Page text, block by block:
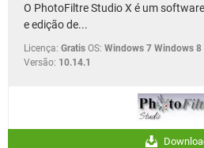
O PhotoFiltre Studio X é um
e edição de...
Licença: Gratis OS: Windows 7 Windows
Versão: 10.14.1